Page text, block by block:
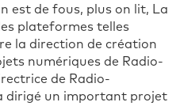
est de fous, plus on lit, La
plateformes telles
la direction de création
numériques de Radio-
de Radio-
dirigé un important projet